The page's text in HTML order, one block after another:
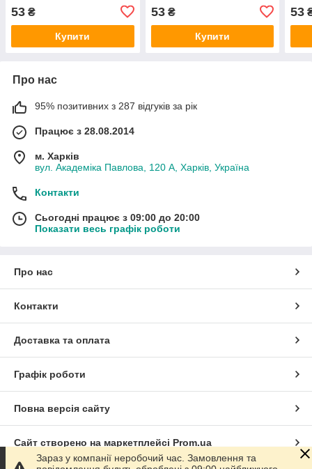
53 ₴
Купити
53₴
Купити
53
Про нас
95% позитивних з 287 відгуків за рік
Працює з 28.08.2014
м. Харків
вул. Академіка Павлова, 120 А, Харків, Україна
Контакти
Сьогодні працює з 09:00 до 20:00
Показати весь графік роботи
Про нас
Контакти
Доставка та оплата
Графік роботи
Повна версія сайту
Сайт створено на маркетплейсі Prom.ua
Зараз у компанії неробочий час. Замовлення та